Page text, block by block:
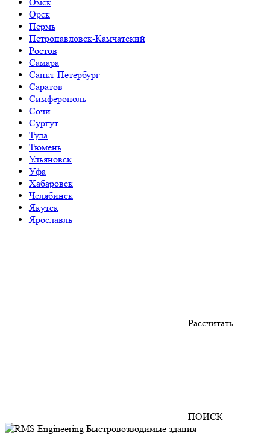
Орск
Пермь
Петропавловск-Камчатский
Ростов
Самара
Санкт-Петербург
Саратов
Симферополь
Сочи
Сургут
Тула
Тюмень
Ульяновск
Уфа
Хабаровск
Челябинск
Якутск
Ярославль
Рассчитать
ПОИСК